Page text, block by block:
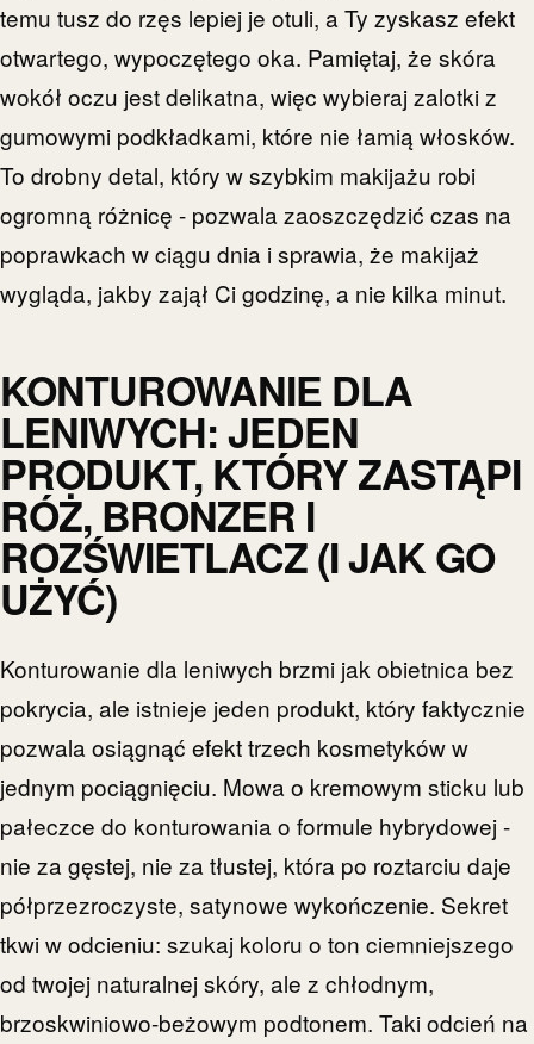
temu tusz do rzęs lepiej je otuli, a Ty zyskasz efekt
otwartego, wypoczętego oka. Pamiętaj, że skóra
wokół oczu jest delikatna, więc wybieraj zalotki z
gumowymi podkładkami, które nie łamią włosków.
To drobny detal, który w szybkim makijażu robi
ogromną różnicę - pozwala zaoszczędzić czas na
poprawkach w ciągu dnia i sprawia, że makijaż
wygląda, jakby zajął Ci godzinę, a nie kilka minut.
KONTUROWANIE DLA
LENIWYCH: JEDEN
PRODUKT, KTÓRY ZASTĄPI
RÓŻ, BRONZER I
ROZŚWIETLACZ (I JAK GO
UŻYĆ)
Konturowanie dla leniwych brzmi jak obietnica bez
pokrycia, ale istnieje jeden produkt, który faktycznie
pozwala osiągnąć efekt trzech kosmetyków w
jednym pociągnięciu. Mowa o kremowym sticku lub
pałeczce do konturowania o formule hybrydowej -
nie za gęstej, nie za tłustej, która po roztarciu daje
półprzezroczyste, satynowe wykończenie. Sekret
tkwi w odcieniu: szukaj koloru o ton ciemniejszego
od twojej naturalnej skóry, ale z chłodnym,
brzoskwiniowo-beżowym podtonem. Taki odcień na